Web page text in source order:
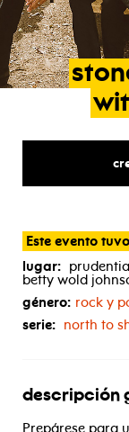
Este evento
lugar:
betty wold
género: rock y
serie: north to
descripción
Prepárese para